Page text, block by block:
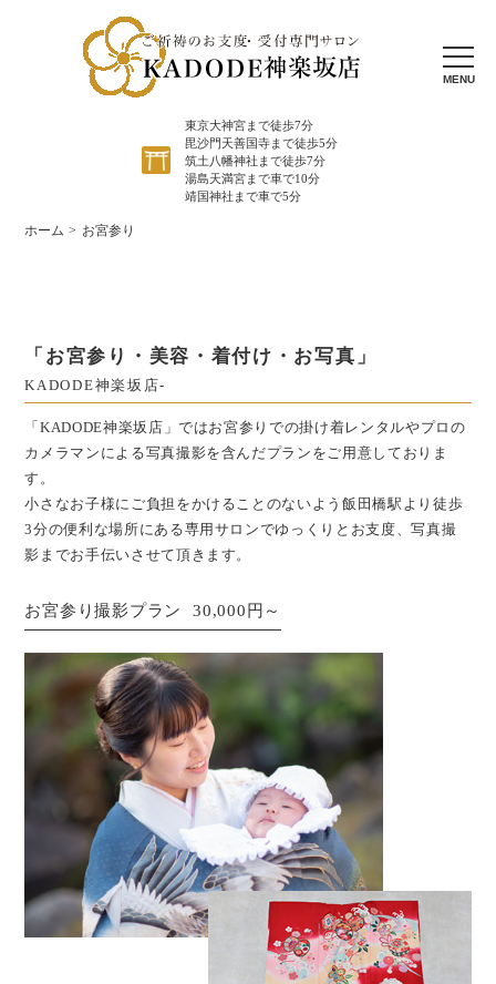
MENU
東京大神宮まで徒歩7分
毘沙門天善国寺まで徒歩5分
筑土八幡神社まで徒歩7分
湯島天満宮まで車で10分
靖国神社まで車で5分
ホーム お宮参り
「お宮参り・美容・着付け・お写真」
KADODE神楽坂店-
「KADODE神楽坂店」ではお宮参りでの掛け着レンタルやプロの
カメラマンによる写真撮影を含んだプランをご用意しておりま
す。
小さなお子様にご負担をかけることのないよう飯田橋駅より徒歩
3分の便利な場所にある専用サロンでゆっくりとお支度、写真撮
影までお手伝いさせて頂きます。
お宮参り撮影プラン 30,000円～